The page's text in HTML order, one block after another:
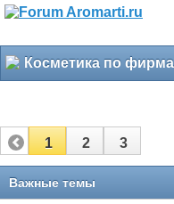
Косметика по
1 2 3
Важные темы